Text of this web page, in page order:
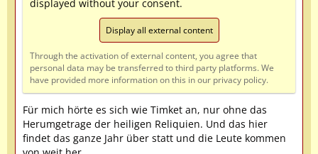
displayed without your consent.
Display all external content
Through the activation of external content, you agree that
personal data may be transferred to third party platforms. We
have provided more information on this in our privacy policy.
Für mich hörte es sich wie Timket an, nur ohne das
Herumgetrage der heiligen Reliquien. Und das hier
findet das ganze Jahr über statt und die Leute kommen